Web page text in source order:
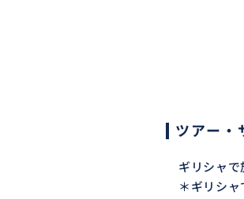
ツアー・
ギリシャ
＊ギリシ